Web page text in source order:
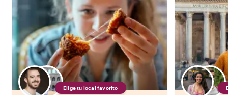
Elige tu local favorito